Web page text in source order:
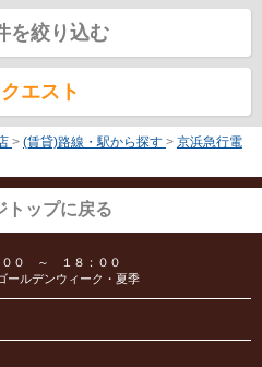
を絞り込む
エスト
> (賃貸)路線・駅から探す > 京浜急行電
トップに戻る
００ ～ １８：００
ールデンウィーク・夏季